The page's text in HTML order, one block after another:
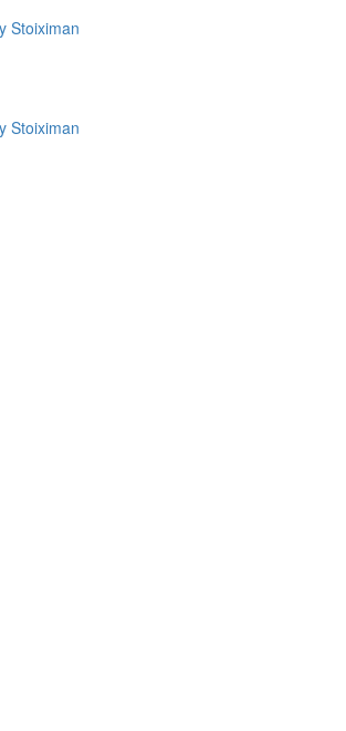
Stoiximan
Stoiximan